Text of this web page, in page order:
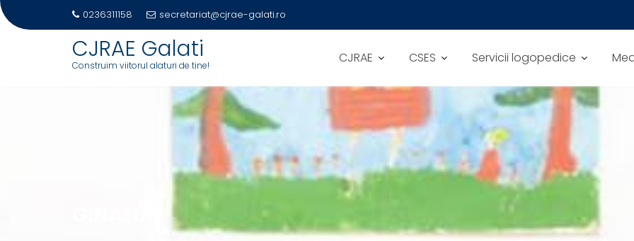
0236311158 secretariat@cjrae-galati.ro
CJRAE Galati
Construim viitorul alaturi de tine! CJRAE CSES Servicii logopedice